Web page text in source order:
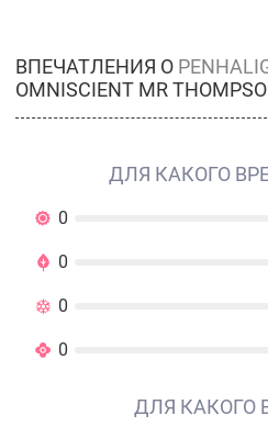
ВПЕЧАТЛЕНИЯ О
OMNISCIENT MR
ДЛЯ КАКОГО
0
0
0
0
ДЛЯ КАКОГО